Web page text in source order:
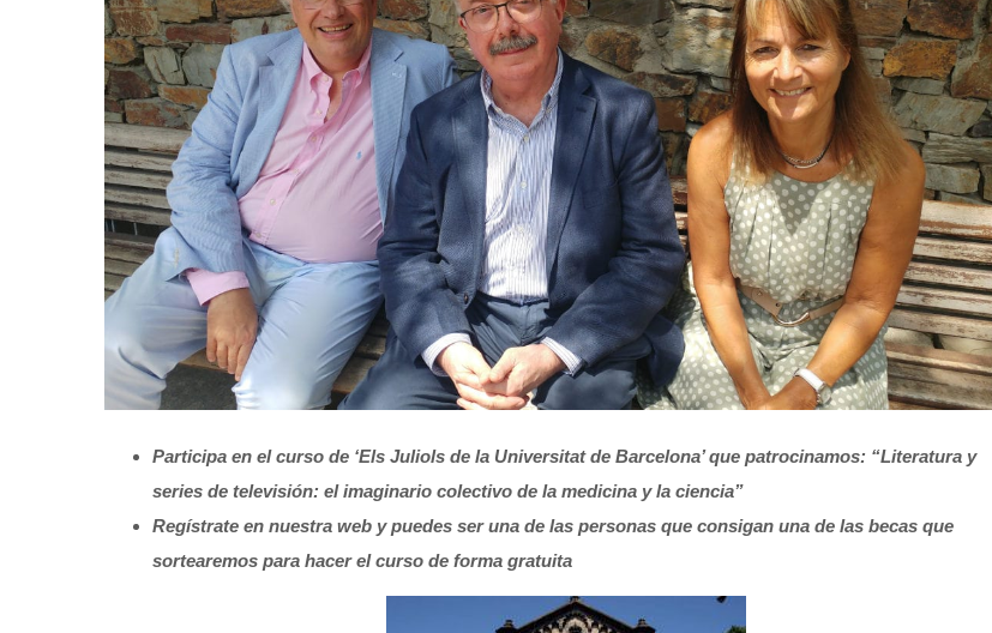
Participa en el curso de ‘Els Juliols de la Universitat de Barcelona’ que patrocinamos: “Literatura y
series de televisión: el imaginario colectivo de la medicina y la ciencia”
Regístrate en nuestra web y puedes ser una de las personas que consigan una de las becas que
sortearemos para hacer el curso de forma gratuita